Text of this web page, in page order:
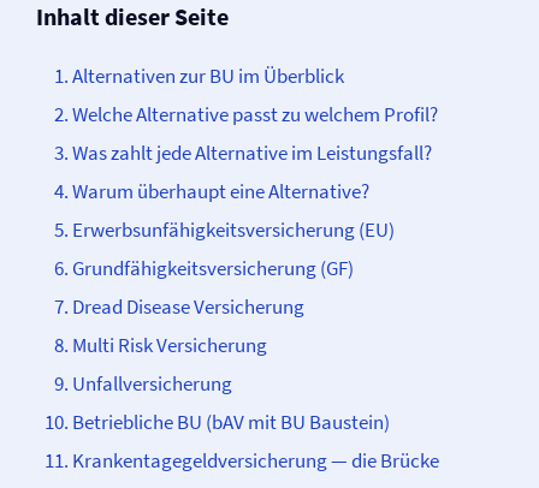
Inhalt dieser Seite
Alternativen zur BU im Überblick
Welche Alternative passt zu welchem Profil?
Was zahlt jede Alternative im Leistungsfall?
Warum überhaupt eine Alternative?
Erwerbsunfähigkeits­­versicherung (EU)
Grundfähigkeits­­versicherung (GF)
Dread Disease Versicherung
Multi Risk Versicherung
Unfall­­versicherung
Betriebliche BU (bAV mit BU Baustein)
Krankentagegeld­­versicherung — die Brücke